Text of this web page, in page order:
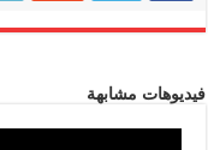
فيديوهات مشابهة